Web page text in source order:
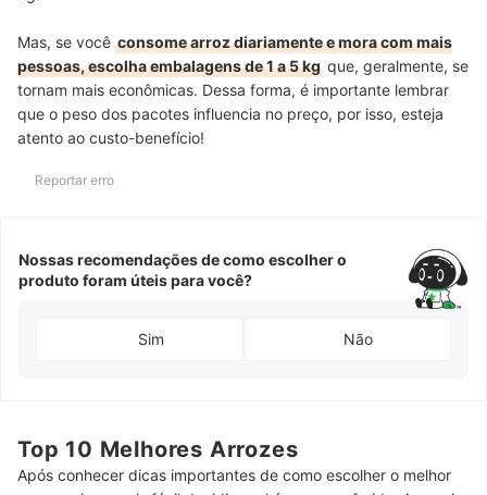
Mas, se você consome arroz diariamente e mora com mais
pessoas, escolha embalagens de 1 a 5 kg que, geralmente, se
tornam mais econômicas. Dessa forma, é importante lembrar
que o peso dos pacotes influencia no preço, por isso, esteja
atento ao custo-benefício!
Reportar erro
Nossas recomendações de como escolher o
produto foram úteis para você?
Sim Não
Top 10 Melhores Arrozes
Após conhecer dicas importantes de como escolher o melhor